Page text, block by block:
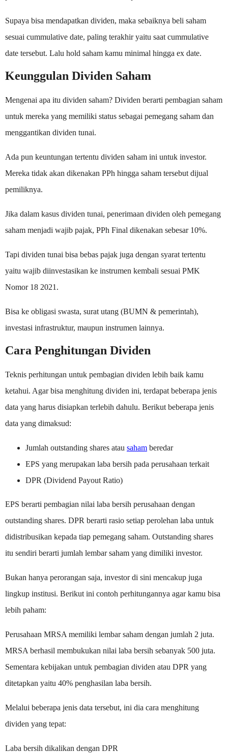
Supaya bisa mendapatkan dividen, maka sebaiknya beli saham
sesuai cummulative date, paling terakhir yaitu saat cummulative
date tersebut. Lalu hold saham kamu minimal hingga ex date.
Keunggulan Dividen Saham
Mengenai apa itu dividen saham? Dividen berarti pembagian saham
untuk mereka yang memiliki status sebagai pemegang saham dan
menggantikan dividen tunai.
Ada pun keuntungan tertentu dividen saham ini untuk investor.
Mereka tidak akan dikenakan PPh hingga saham tersebut dijual
pemiliknya.
Jika dalam kasus dividen tunai, penerimaan dividen oleh pemegang
saham menjadi wajib pajak, PPh Final dikenakan sebesar 10%.
Tapi dividen tunai bisa bebas pajak juga dengan syarat tertentu
yaitu wajib diinvestasikan ke instrumen kembali sesuai PMK
Nomor 18 2021.
Bisa ke obligasi swasta, surat utang (BUMN & pemerintah),
investasi infrastruktur, maupun instrumen lainnya.
Cara Penghitungan Dividen
Teknis perhitungan untuk pembagian dividen lebih baik kamu
ketahui. Agar bisa menghitung dividen ini, terdapat beberapa jenis
data yang harus disiapkan terlebih dahulu. Berikut beberapa jenis
data yang dimaksud:
Jumlah outstanding shares atau saham beredar
EPS yang merupakan laba bersih pada perusahaan terkait
DPR (Dividend Payout Ratio)
EPS berarti pembagian nilai laba bersih perusahaan dengan
outstanding shares. DPR berarti rasio setiap perolehan laba untuk
didistribusikan kepada tiap pemegang saham. Outstanding shares
itu sendiri berarti jumlah lembar saham yang dimiliki investor.
Bukan hanya perorangan saja, investor di sini mencakup juga
lingkup institusi. Berikut ini contoh perhitungannya agar kamu bisa
lebih paham:
Perusahaan MRSA memiliki lembar saham dengan jumlah 2 juta.
MRSA berhasil membukukan nilai laba bersih sebanyak 500 juta.
Sementara kebijakan untuk pembagian dividen atau DPR yang
ditetapkan yaitu 40% penghasilan laba bersih.
Melalui beberapa jenis data tersebut, ini dia cara menghitung
dividen yang tepat:
Laba bersih dikalikan dengan DPR